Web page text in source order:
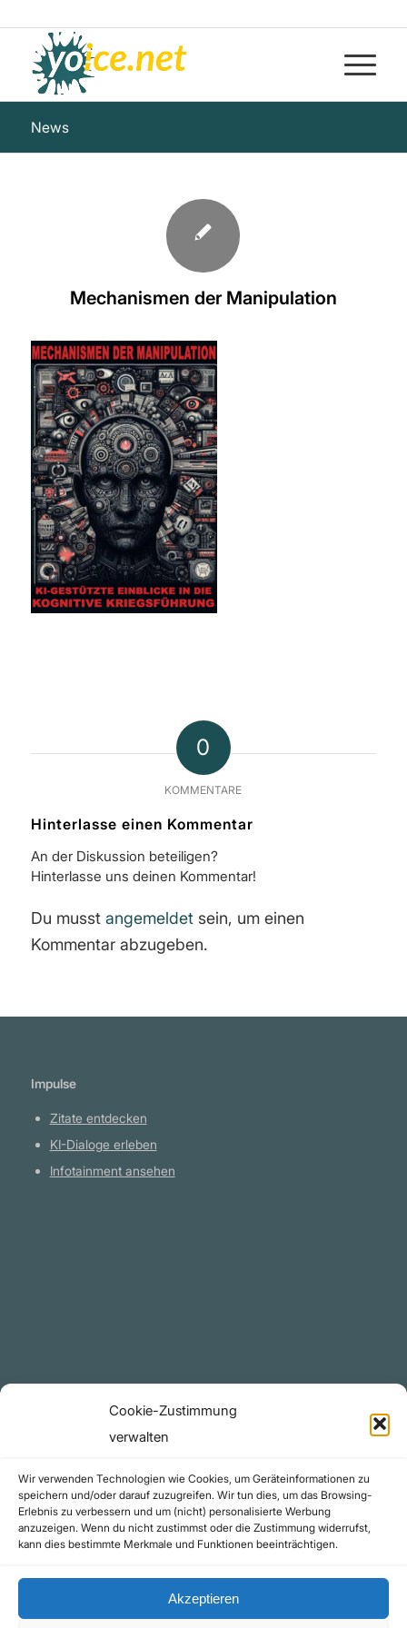
Cookie-Zustimmung
verwalten
Wir verwenden Technologien wie Cookies, um Geräteinformationen zu
speichern und/oder darauf zuzugreifen. Wir tun dies, um das Browsing-
Erlebnis zu verbessern und um (nicht) personalisierte Werbung
anzuzeigen. Wenn du nicht zustimmst oder die Zustimmung widerrufst,
kann dies bestimmte Merkmale und Funktionen beeinträchtigen.
Akzeptieren
News
Mechanismen der Manipulation
0
KOMMENTARE
Hinterlasse einen Kommentar
An der Diskussion beteiligen?
Hinterlasse uns deinen Kommentar!
Du musst angemeldetsein, um einen
Kommentar abzugeben.
Impulse
Zitate entdecken
KI-Dialoge erleben
Infotainment ansehen
Datenschutzerklärung
Cookie-Richtlinie (EU)
Impressum
Kontakt